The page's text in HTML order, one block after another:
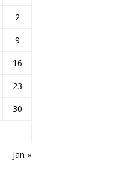
Jan »
2
9
16
23
30